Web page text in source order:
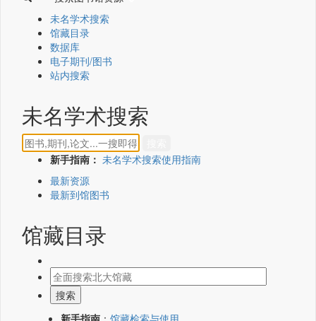
未名学术搜索
馆藏目录
数据库
电子期刊/图书
站内搜索
未名学术搜索
新手指南： 未名学术搜索使用指南
最新资源
最新到馆图书
馆藏目录